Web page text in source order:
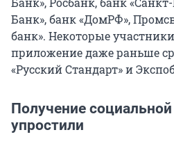
Банк», банк «ДомРФ»,
банк». Некоторые
приложение даже раньше
«Русский Стандарт» и
Получение
упростили